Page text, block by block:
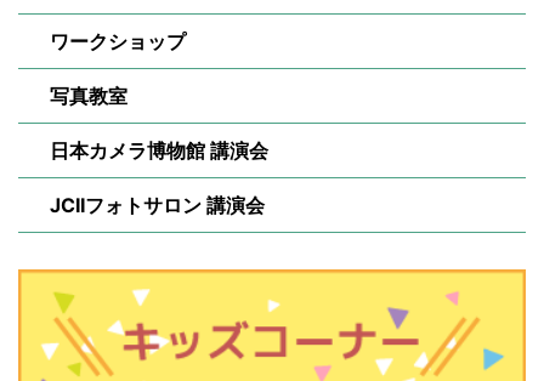
ワークショップ
写真教室
日本カメラ博物館 講演会
JCIIフォトサロン 講演会